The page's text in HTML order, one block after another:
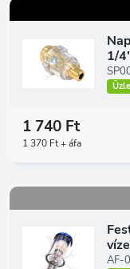
1/
1 740 Ft
1 370 Ft + áfa
AF-